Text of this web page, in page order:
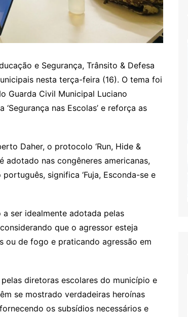
e Segurança, Trânsito & Defesa
nesta terça-feira (16). O tema foi
Guarda Civil Municipal Luciano
nas Escolas’ e reforça as
Daher, o protocolo ‘Run, Hide &
adotado nas congêneres americanas,
significa ‘Fuja, Esconda-se e
ser idealmente adotada pelas
que o agressor esteja
ou de fogo e praticando agressão em
diretoras escolares do município e
se mostrado verdadeiras heroínas
os subsídios necessários e